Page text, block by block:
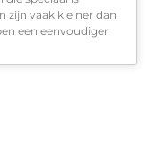
zijn vaak kleiner dan
een eenvoudiger